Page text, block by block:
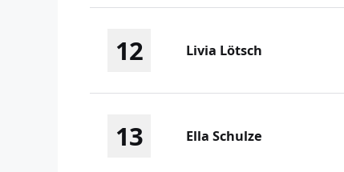
12 Livia Lötsch
13 Ella Schulze